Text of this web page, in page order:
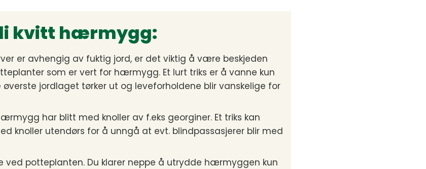
kvitt hærmygg:
er avhengig av fuktig jord, er det viktig å være beskjeden
som er vert for hærmygg. Et lurt triks er å vanne kun
øverste jordlaget tørker ut og leveforholdene blir vanskelige for
har blitt med knoller av f.eks georginer. Et triks kan
knoller utendørs for å unngå at evt. blindpassasjerer blir med
ved potteplanten. Du klarer neppe å utrydde hærmyggen kun